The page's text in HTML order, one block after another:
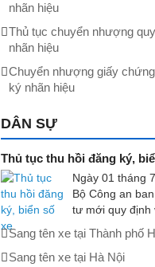
nhãn hiệu
Thủ tục chuyển nhượng
nhãn hiệu
Chuyển nhượng giấy
ký nhãn hiệu
DÂN SỰ
Thủ tục thu hồi đăng ký,
Ngày 01 tháng
Bộ Công an
tư mới quy định
Sang tên xe tại Thành phố
Sang tên xe tại Hà Nội